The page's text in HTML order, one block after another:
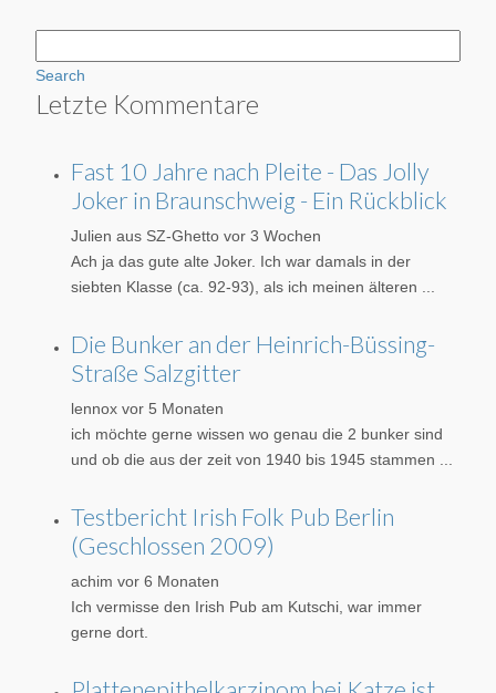
Search
Letzte Kommentare
Fast 10 Jahre nach Pleite - Das Jolly
Joker in Braunschweig - Ein Rückblick
Julien aus SZ-Ghetto vor 3 Wochen
Ach ja das gute alte Joker. Ich war damals in der
siebten Klasse (ca. 92-93), als ich meinen älteren ...
Die Bunker an der Heinrich-Büssing-
Straße Salzgitter
lennox vor 5 Monaten
ich möchte gerne wissen wo genau die 2 bunker sind
und ob die aus der zeit von 1940 bis 1945 stammen ...
Testbericht Irish Folk Pub Berlin
(Geschlossen 2009)
achim vor 6 Monaten
Ich vermisse den Irish Pub am Kutschi, war immer
gerne dort.